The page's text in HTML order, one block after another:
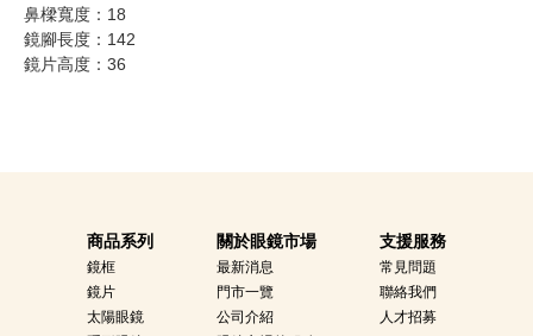
鼻樑寬度：18
鏡腳長度：142
鏡片高度：36
商品系列
鏡框
鏡片
太陽眼鏡
關於眼鏡市場
最新消息
門市一覽
公司介紹
支援服務
常見問題
聯絡我們
人才招募